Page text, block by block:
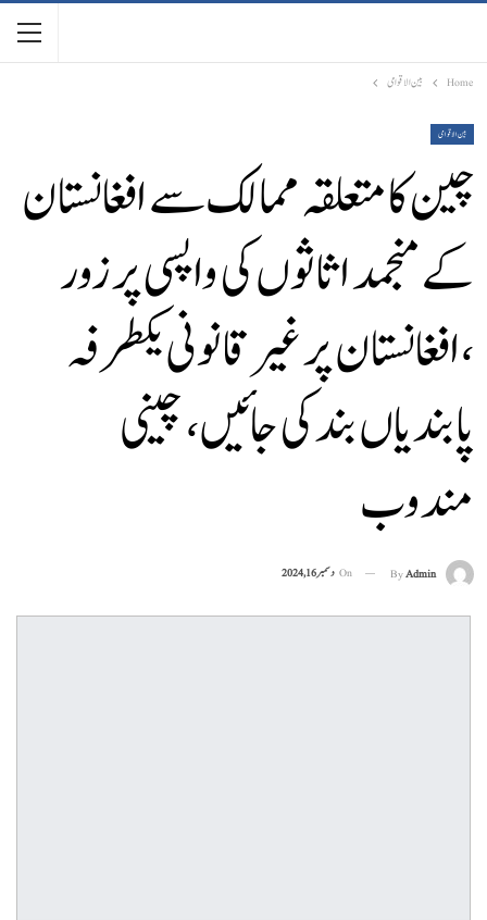
Home بین الاقوامی
بین الاقوامی
چین کا متعلقہ ممالک سے افغانستان
کے منجمد اثاثوں کی واپسی پر زور
،افغانستان پر غیر قانونی یکطرفہ
پابندیاں بند کی جا ئیں، چینی
مندوب
ByAdmin
On دسمبر 16, 2024